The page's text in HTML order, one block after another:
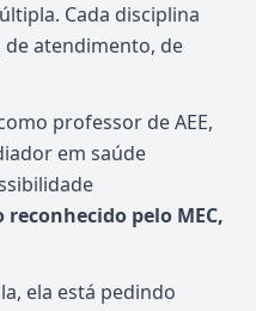
Cada disciplina
de atendimento, de
professor de AEE,
em saúde
reconhecido pelo MEC,
ela está pedindo